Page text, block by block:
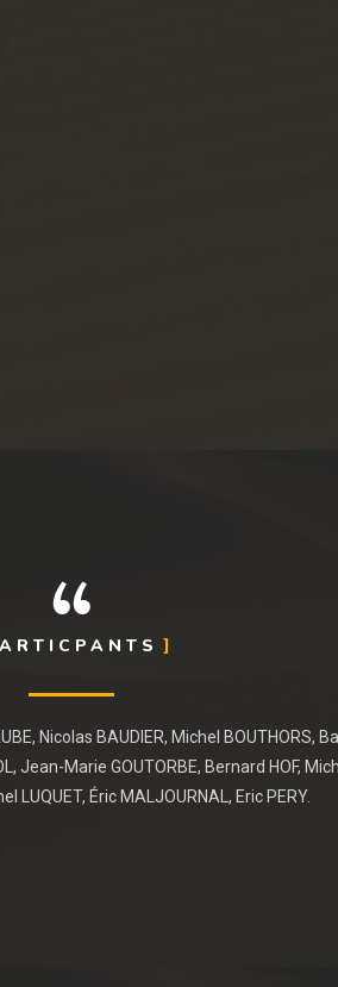
Nicolas BAUDIER, Michel BOUTHORS,
Jean-Marie GOUTORBE, Bernard HOF,
LUQUET, Éric MALJOURNAL, Eric PERY.